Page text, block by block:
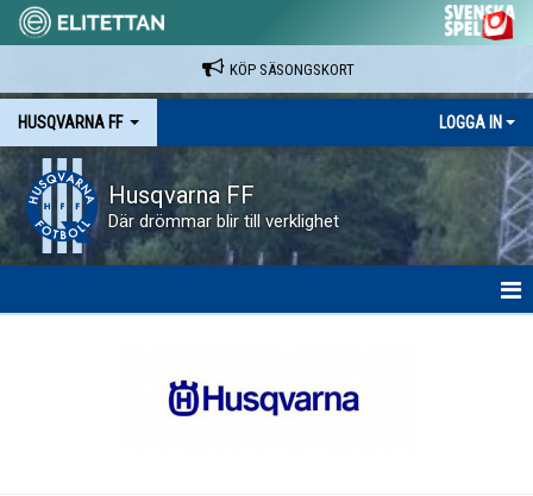
KÖP SÄSONGSKORT
HUSQVARNA FF LOGGA IN
Husqvarna FF
Där drömmar blir till verklighet